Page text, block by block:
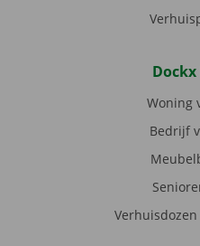
Woning
Bedrijf